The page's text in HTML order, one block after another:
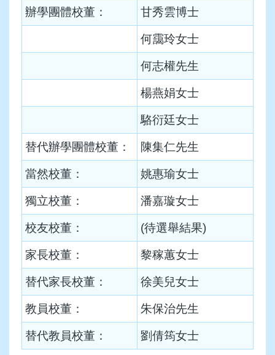
辦學團體校董： 甘秀雲博士
何靄玲女士
何志權先生
楊燕娟女士
駱衍廷女士
替代辦學團體校董： 陳集仁先生
當然校董： 姚惠瑜女士
獨立校董： 潘嘉璇女士
校友校董： (待選舉結果)
家長校董： 黎稼蕙女士
替代家長校董： 徐美兒女士
教員校董： 朱保治先生
替代教員校董： 劉倩筠女士